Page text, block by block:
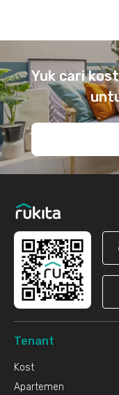
Yuk cari
Tenant
Kost
Apartemen